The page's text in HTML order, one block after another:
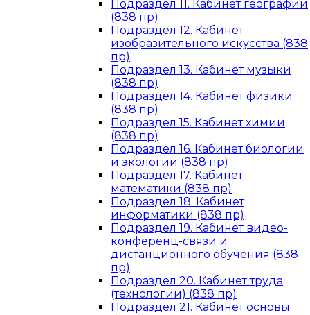
Подраздел 11. Кабинет географии
(838 пр)
Подраздел 12. Кабинет
изобразительного искусства (838
пр)
Подраздел 13. Кабинет музыки
(838 пр)
Подраздел 14. Кабинет физики
(838 пр)
Подраздел 15. Кабинет химии
(838 пр)
Подраздел 16. Кабинет биологии
и экологии (838 пр)
Подраздел 17. Кабинет
математики (838 пр)
Подраздел 18. Кабинет
информатики (838 пр)
Подраздел 19. Кабинет видео-
конференц-связи и
дистанционного обучения (838
пр)
Подраздел 20. Кабинет труда
(технологии) (838 пр)
Подраздел 21. Кабинет основы